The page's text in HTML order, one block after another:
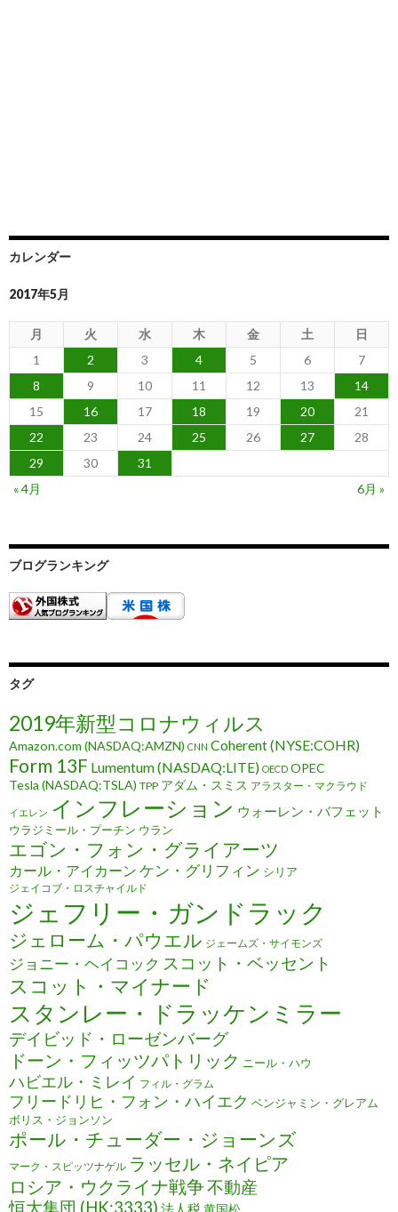
カレンダー
2017年5月
月 火 水 木 金 土
日
1
2 3 4 5 6
7
8
9 10 11 12 13
14
15
16 17 18 19 20
21
22
23 24 25 26 27
28
29
30
31
« 4月
6月 »
ブログランキング
タグ
2019年新型コロナウィルス
Amazon.com (NASDAQ:AMZN) CNN Coherent (NYSE:COHR)
Form 13F Lumentum (NASDAQ:LITE) OECD OPEC
Tesla (NASDAQ:TSLA) TPP アダム・スミス アラスター・マクラウド
イエレン インフレーション ウォーレン・バフェット
ウラジミール・プーチン ウラン
エゴン・フォン・グライアーツ
カール・アイカーン ケン・グリフィン シリア
ジェイコブ・ロスチャイルド
ジェフリー・ガンドラック
ジェローム・パウエル ジェームズ・サイモンズ
ジョニー・ヘイコック スコット・ベッセント
スコット・マイナード
スタンレー・ドラッケンミラー
デイビッド・ローゼンバーグ
ドーン・フィッツパトリック ニール・ハウ
ハビエル・ミレイ フィル・グラム
フリードリヒ・フォン・ハイエク ベンジャミン・グレアム
ボリス・ジョンソン
ポール・チューダー・ジョーンズ
マーク・スピッツナゲル ラッセル・ネイピア
ロシア・ウクライナ戦争不動産
恒大集団 (HK:3333) 法人税 黄国松